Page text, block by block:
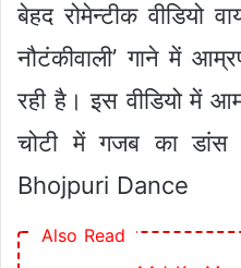
बेहद रोमेन्टीक वीडियो
नौटंकीवाली’ गाने में
रही है। इस वीडियो में
चोटी में गजब का
Bhojpuri Dance
Also Read